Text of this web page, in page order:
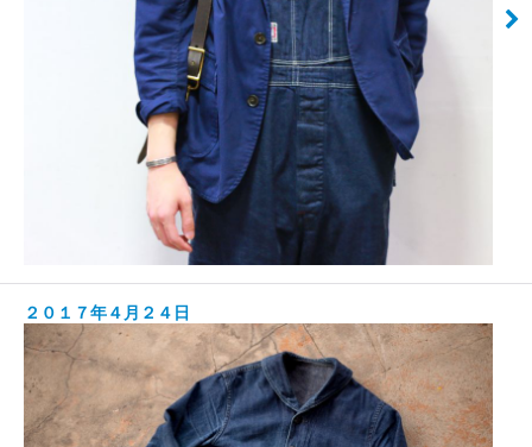
２０１７年４月２４日